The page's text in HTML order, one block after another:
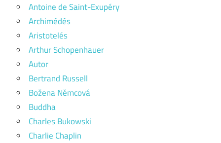
Antoine de Saint-Exupéry
Archimédés
Aristotelés
Arthur Schopenhauer
Autor
Bertrand Russell
Božena Němcová
Buddha
Charles Bukowski
Charlie Chaplin